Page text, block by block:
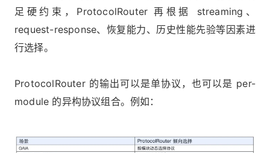
足硬约束，ProtocolRouter 再根据 streaming、
request-response、恢复能力、历史性能先验等因素进
行选择。
ProtocolRouter 的输出可以是单协议，也可以是 per-
module 的异构协议组合。例如：